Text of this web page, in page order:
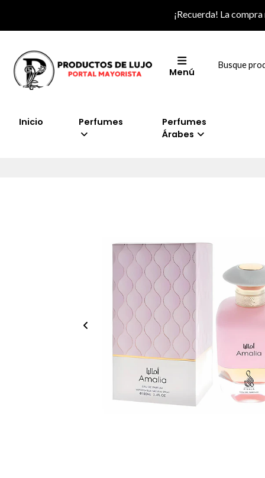
¡Recuerda! La
Menú
Inicio Perfumes
Perfumes
Árabes